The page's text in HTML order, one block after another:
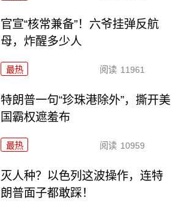
官宣“核常兼备”！六爷挂弹反航
母，炸醒多少人
最热 阅读 11961
特朗普一句“珍珠港除外”，撕开美
国霸权遮羞布
最热 阅读 10959
灭人种？以色列这波操作，连特
朗普面子都敢踩！